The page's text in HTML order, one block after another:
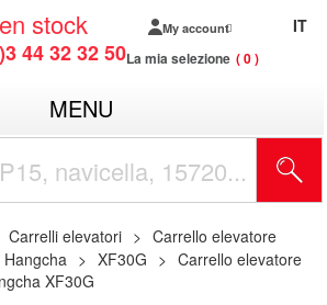
en stock
44 32 32 50
My account
La mia selezione 0
IT
MENU
Carrelli elevatori
Carrello elevatore
Hangcha XF30G
Carrello elevatore
XF30G